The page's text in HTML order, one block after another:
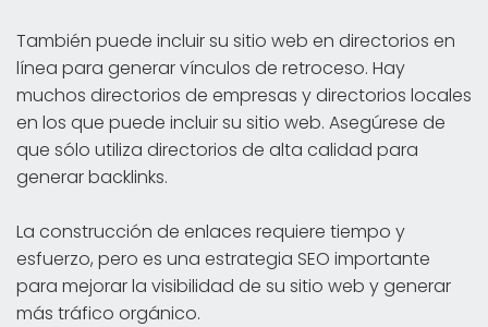
También puede incluir su sitio web en directorios en
línea para generar vínculos de retroceso. Hay
muchos directorios de empresas y directorios locales
en los que puede incluir su sitio web. Asegúrese de
que sólo utiliza directorios de alta calidad para
generar backlinks.
La construcción de enlaces requiere tiempo y
esfuerzo, pero es una estrategia SEO importante
para mejorar la visibilidad de su sitio web y generar
más tráfico orgánico.